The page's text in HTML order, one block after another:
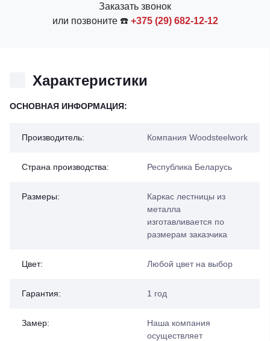
Заказать звонок
или позвоните ☎️ +375 (29) 682-12-12
Характеристики
ОСНОВНАЯ ИНФОРМАЦИЯ:
Производитель: Компания Woodsteelwork
Страна производства: Республика Беларусь
Размеры:
Каркас лестницы из
металла
изготавливается по
размерам заказчика
Цвет: Любой цвет на выбор
Гарантия: 1 год
Замер:
Наша компания
осуществляет